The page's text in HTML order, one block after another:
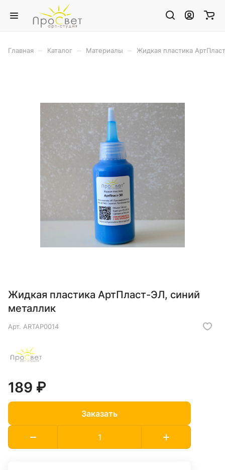
Главная Каталог Материалы Жидкая пластика
Жидкая пластика АртПласт-ЭЛ, синий
металлик
Арт. ARTAP0014
189 ₽
Заказать